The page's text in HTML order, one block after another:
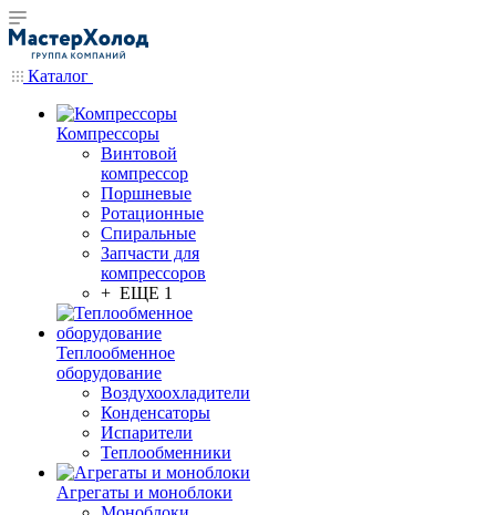
Каталог
Компрессоры
Винтовой
компрессор
Поршневые
Ротационные
Спиральные
Запчасти для
компрессоров
+ ЕЩЕ 1
Теплообменное
оборудование
Воздухоохладители
Конденсаторы
Испарители
Теплообменники
Агрегаты и моноблоки